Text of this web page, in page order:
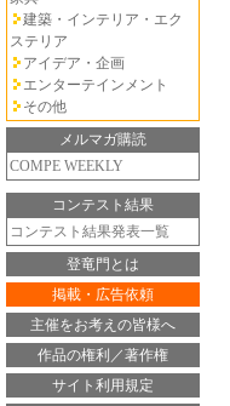
建築・インテリア・エク
ステリア
アイデア・企画
エンターテインメント
その他
メルマガ購読
COMPE WEEKLY
コンテスト結果
コンテスト結果発表一覧
登竜門とは
掲載・広告依頼
主催をお考えの皆様へ
作品の権利／著作権
サイト利用規定